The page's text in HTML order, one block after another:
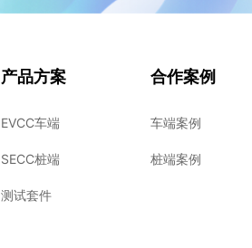
产品方案
EVCC车端
SECC桩端
测试套件
合作案例
车端案例
桩端案例